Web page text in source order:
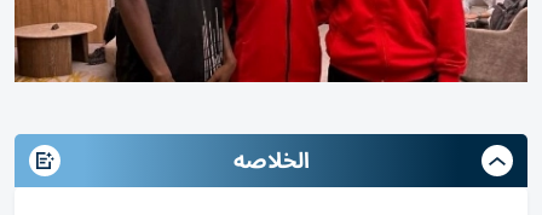
الخلاصه